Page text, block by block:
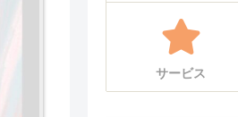
サービス